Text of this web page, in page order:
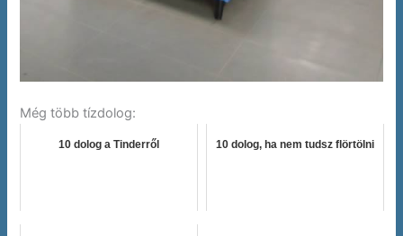
Még több tízdolog:
10 dolog a Tinderről 10 dolog, ha nem tudsz flörtölni